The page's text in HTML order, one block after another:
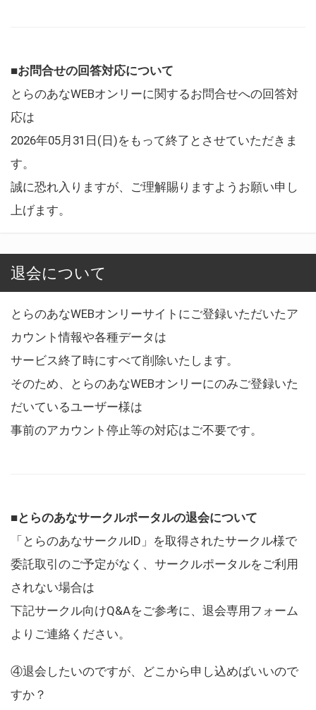
■お問合せの回答対応について
とらのあなWEBオンリーに関するお問合せへの回答対
応は
2026年05月31日(日)をもって終了とさせていただきま
す。
誠に恐れ入りますが、ご理解賜りますようお願い申し
上げます。
退会について
とらのあなWEBオンリーサイトにご登録いただいたア
カウント情報や各種データは
サービス終了時にすべて削除いたします。
そのため、とらのあなWEBオンリーにのみご登録いた
だいているユーザー様は
事前のアカウント停止等の対応はご不要です。
■とらのあなサークルポータルの退会について
「とらのあなサークルID」を取得されたサークル様で
委託取引のご予定がなく、サークルポータルをご利用
されない場合は
下記サークル向けQ&Aをご参考に、退会専用フォーム
よりご連絡ください。
④退会したいのですが、どこから申し込めばいいので
すか？